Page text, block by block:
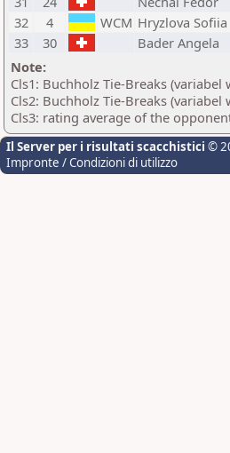
32
4 WCM Hryzlova Sofiia
33
30 Bader Angela
Note:
Cls1: Buchholz Tie-Breaks
Cls2: Buchholz Tie-Breaks
Cls3: rating average of the
Il Server per i risultati scacchistici ©
Impronte / Condizioni di utilizzo